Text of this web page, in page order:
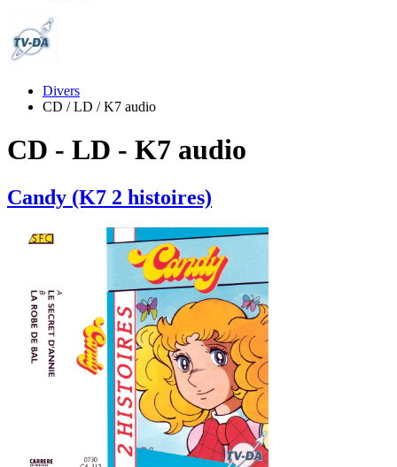
Divers
CD / LD / K7 audio
CD - LD - K7 audio
Candy (K7 2 histoires)